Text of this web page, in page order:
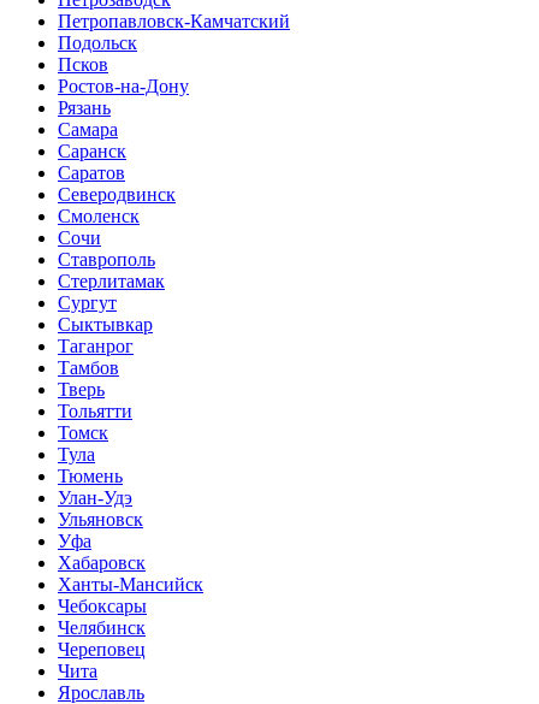
Петропавловск-Камчатский
Подольск
Псков
Ростов-на-Дону
Рязань
Самара
Саранск
Саратов
Северодвинск
Смоленск
Сочи
Ставрополь
Стерлитамак
Сургут
Сыктывкар
Таганрог
Тамбов
Тверь
Тольятти
Томск
Тула
Тюмень
Улан-Удэ
Ульяновск
Уфа
Хабаровск
Ханты-Мансийск
Чебоксары
Челябинск
Череповец
Чита
Ярославль